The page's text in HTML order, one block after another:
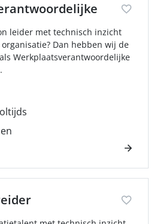
leider met technisch inzicht
Dan hebben wij de
Werkplaatsverantwoordelijke